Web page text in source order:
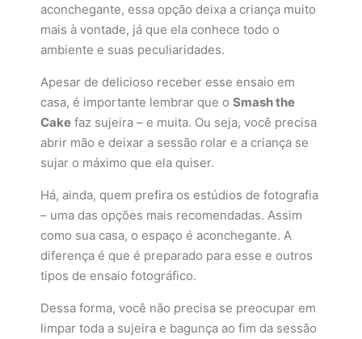
aconchegante, essa opção deixa a criança muito
mais à vontade, já que ela conhece todo o
ambiente e suas peculiaridades.
Apesar de delicioso receber esse ensaio em
casa, é importante lembrar que o Smash the
Cake faz sujeira – e muita. Ou seja, você precisa
abrir mão e deixar a sessão rolar e a criança se
sujar o máximo que ela quiser.
Há, ainda, quem prefira os estúdios de fotografia
– uma das opções mais recomendadas. Assim
como sua casa, o espaço é aconchegante. A
diferença é que é preparado para esse e outros
tipos de ensaio fotográfico.
Dessa forma, você não precisa se preocupar em
limpar toda a sujeira e bagunça ao fim da sessão